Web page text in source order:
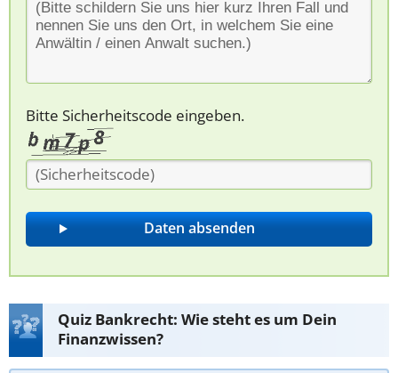
Bitte Sicherheitscode eingeben.
Quiz Bankrecht: Wie steht es um Dein
Finanzwissen?